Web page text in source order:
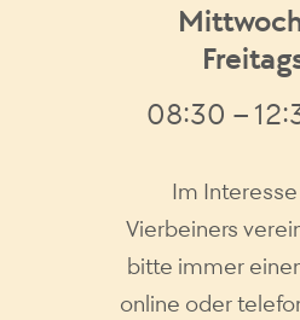
08:30 –
Im
Vierbeiners
bitte immer
online oder